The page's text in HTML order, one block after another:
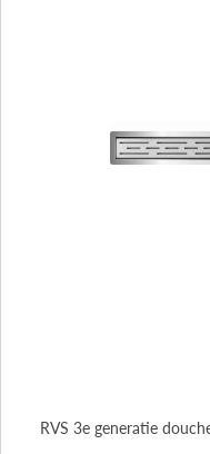
RVS 3e generatie